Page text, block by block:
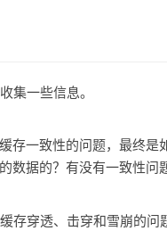
集一些信息。
一致性的问题，最终是
数据的？有没有一致性问
存穿透、击穿和雪崩的问